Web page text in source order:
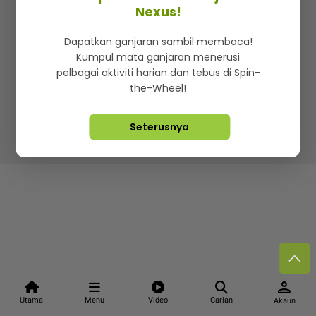
Utama Menu Video Carian
person
Akaun
Iklan di SMG360
Terma & Syarat Dasar Privasi
Lebih hot, viral dan sensasi
Hakcipta Terpelihara ©2026. Star Media Group Berhad
Nexus!
Dapatkan ganjaran sambil membaca!
Kumpul mata ganjaran menerusi
pelbagai aktiviti harian dan tebus di Spin-
the-Wheel!
Seterusnya